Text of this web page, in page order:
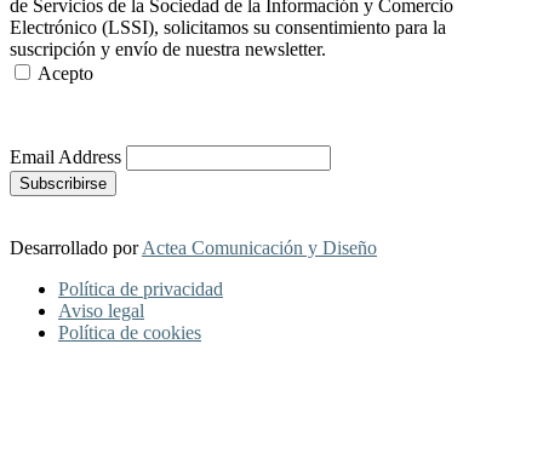
de Servicios de la Sociedad de la Información y Comercio
Electrónico (LSSI), solicitamos su consentimiento para la
suscripción y envío de nuestra newsletter.
Acepto
Email Address
Desarrollado porActea Comunicación y Diseño
Política de privacidad
Aviso legal
Política de cookies